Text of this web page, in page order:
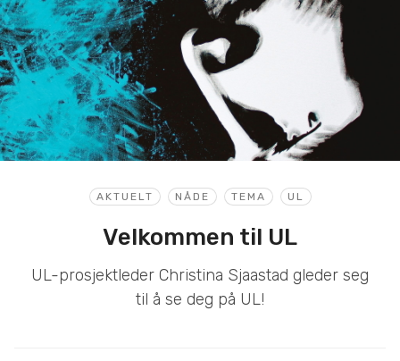
AKTUELT NÅDE TEMA UL
Velkommen til UL
UL-prosjektleder Christina Sjaastad gleder seg
til å se deg på UL!